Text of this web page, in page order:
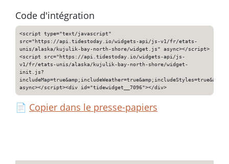
Code d'intégration
<script type="text/javascript"
src="https://api.tidestoday.io/widgets-api/js-v1/fr/etats-
unis/alaska/kujulik-bay-north-shore/widget.js" async></script>
<script src="https://api.tidestoday.io/widgets-api/js-
v1/fr/etats-unis/alaska/kujulik-bay-north-shore/widget-
init.js?
async></script><div id="tidewidget__7096"></div>
📄 Copier dans le presse-papiers